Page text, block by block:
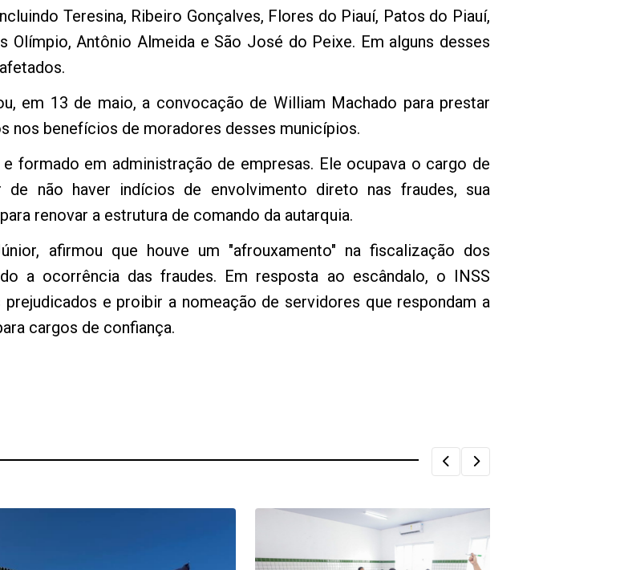
Teresina, Ribeiro Gonçalves, Flores do Piauí, Patos do Piauí,
Olímpio, Antônio Almeida e São José do Peixe. Em alguns desses
em 13 de maio, a convocação de William Machado para prestar
benefícios de moradores desses municípios.
formado em administração de empresas. Ele ocupava o cargo de
de não haver indícios de envolvimento direto nas fraudes, sua
renovar a estrutura de comando da autarquia.
afirmou que houve um "afrouxamento" na fiscalização dos
a ocorrência das fraudes. Em resposta ao escândalo, o INSS
e proibir a nomeação de servidores que respondam a
cargos de confiança.